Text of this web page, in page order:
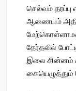
செல்வம் தரப்பு
ஆணையம்
தேர்தலில்
இலை சின்னம்
கையெழுத்தும்